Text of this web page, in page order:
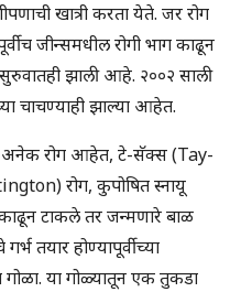
खात्री करता येते. जर रोग
जीन्समधील रोगी भाग काढून
झाली आहे. २००२ साली
चाचण्याही झाल्या आहेत.
अनेक रोग आहेत, टे-सॅक्स (Tay-
रोग, कुपोषित स्नायू
टाकले तर जन्मणारे बाळ
तयार होण्यापूर्वीच्या
या गोळ्यातून एक तुकडा